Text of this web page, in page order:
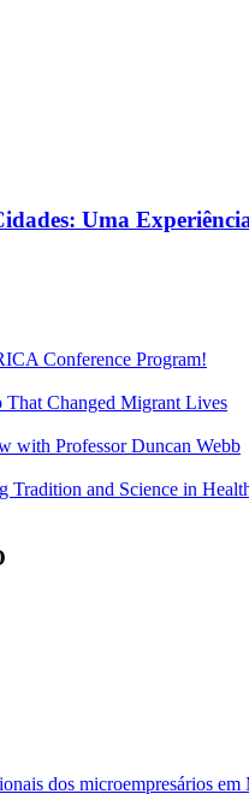
Uma
Conference Program!
Changed Migrant Lives
with Professor Duncan Webb
and Science in
dos microempresários